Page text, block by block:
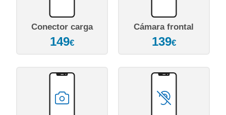
Conector carga
149€
Cámara frontal
139€